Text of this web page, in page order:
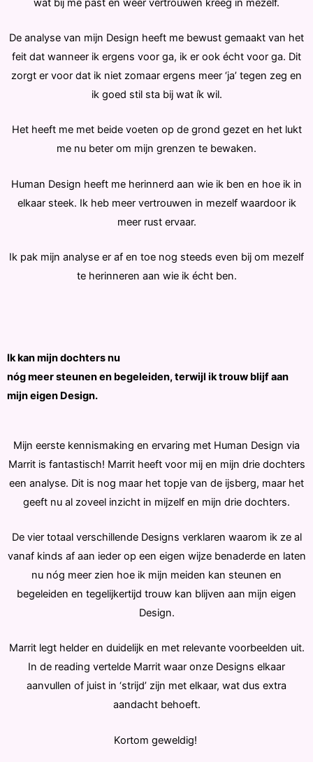
wat bij me past en weer vertrouwen kreeg in mezelf.
De analyse van mijn Design heeft me bewust gemaakt van het
feit dat wanneer ik ergens voor ga, ik er ook écht voor ga. Dit
zorgt er voor dat ik niet zomaar ergens meer ‘ja’ tegen zeg en
ik goed stil sta bij wat ík wil.
Het heeft me met beide voeten op de grond gezet en het lukt
me nu beter om mijn grenzen te bewaken.
Human Design heeft me herinnerd aan wie ik ben en hoe ik in
elkaar steek. Ik heb meer vertrouwen in mezelf waardoor ik
meer rust ervaar.
Ik pak mijn analyse er af en toe nog steeds even bij om mezelf
te herinneren aan wie ik écht ben.
Ik kan mijn dochters nu
nóg meer steunen en begeleiden, terwijl ik trouw blijf aan
mijn eigen Design.
Mijn eerste kennismaking en ervaring met Human Design via
Marrit is fantastisch! Marrit heeft voor mij en mijn drie dochters
een analyse. Dit is nog maar het topje van de ijsberg, maar het
geeft nu al zoveel inzicht in mijzelf en mijn drie dochters.
De vier totaal verschillende Designs verklaren waarom ik ze al
vanaf kinds af aan ieder op een eigen wijze benaderde en laten
nu nóg meer zien hoe ik mijn meiden kan steunen en
begeleiden en tegelijkertijd trouw kan blijven aan mijn eigen
Design.
Marrit legt helder en duidelijk en met relevante voorbeelden uit.
In de reading vertelde Marrit waar onze Designs elkaar
aanvullen of juist in ‘strijd’ zijn met elkaar, wat dus extra
aandacht behoeft.
Kortom geweldig!